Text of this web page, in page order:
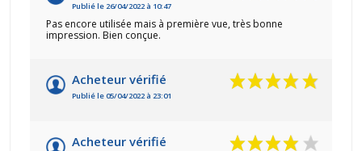
Publié le 26/04/2022 à 10:47
Pas encore utilisée mais à première vue, très bonne
impression. Bien conçue.
Acheteur vérifié
Publié le 05/04/2022 à 23:01
Acheteur vérifié